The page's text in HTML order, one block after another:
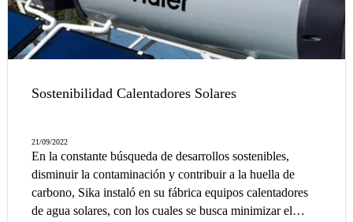
Sostenibilidad Calentadores Solares
21/09/2022
En la constante búsqueda de desarrollos sostenibles,
disminuir la contaminación y contribuir a la huella de
carbono, Sika instaló en su fábrica equipos calentadores
de agua solares, con los cuales se busca minimizar el